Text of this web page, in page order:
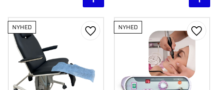
NYHED
Gem som favorit
NYHED
Gem